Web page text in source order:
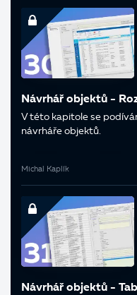
Návrhář objektů -
V této kapitole se
návrháře objektů.
Michal Kaplík
Návrhář objektů -